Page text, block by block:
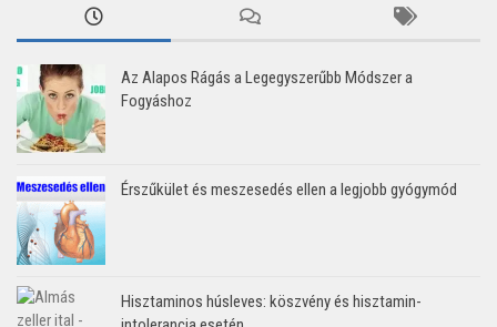
Az Alapos Rágás a Legegyszerűbb Módszer a
Fogyáshoz
Érszűkület és meszesedés ellen a legjobb gyógymód
Hisztaminos húsleves: köszvény és hisztamin-